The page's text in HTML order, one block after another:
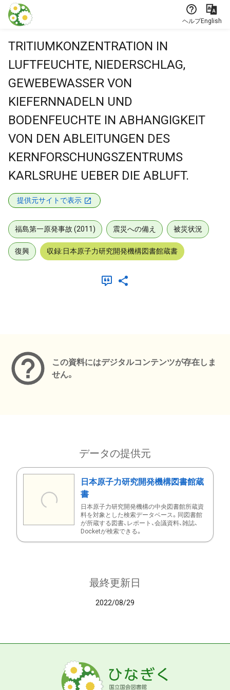
本文に飛ぶ
ヘルプEnglish
TRITIUMKONZENTRATION IN
LUFTFEUCHTE, NIEDERSCHLAG,
GEWEBEWASSER VON
KIEFERNNADELN UND
BODENFEUCHTE IN ABHANGIGKEIT
VON DEN ABLEITUNGEN DES
KERNFORSCHUNGSZENTRUMS
KARLSRUHE UEBER DIE ABLUFT.
提供元サイトで表示
福島第一原発事故 (2011) 震災への備え 被災状況
復興 収録:日本原子力研究開発機構図書館蔵書
この資料にはデジタルコンテンツが存在しま
せん。
データの提供元
日本原子力研究開発機構図書館蔵
書
日本原子力研究開発機構の中央図書館所蔵資
料を対象とした検索データベース。同図書館
が所蔵する図書、レポート、会議資料、雑誌、
Docketが検索できる。
最終更新日
2022/08/29